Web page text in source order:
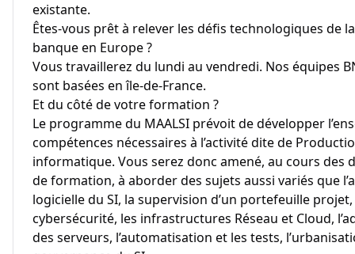
existante.
Êtes-vous prêt à relever les défis technologiques de
banque en Europe ?
Vous travaillerez du lundi au vendredi. Nos équipes
sont basées en île-de-France.
Et du côté de votre formation ?
Le programme du MAALSI prévoit de développer
compétences nécessaires à l’activité dite de
informatique. Vous serez donc amené, au cours des
de formation, à aborder des sujets aussi variés que
logicielle du SI, la supervision d’un portefeuille
cybersécurité, les infrastructures Réseau et Cloud,
des serveurs, l’automatisation et les tests,